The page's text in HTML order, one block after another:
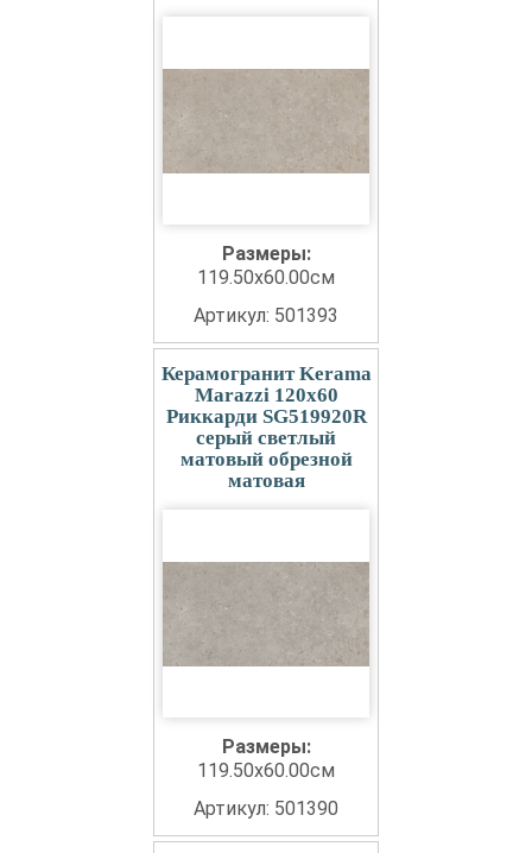
Размеры:
119.50x60.00см
Артикул: 501393
Керамогранит Kerama
Marazzi 120x60
Риккарди SG519920R
серый светлый
матовый обрезной
матовая
Размеры:
119.50x60.00см
Артикул: 501390